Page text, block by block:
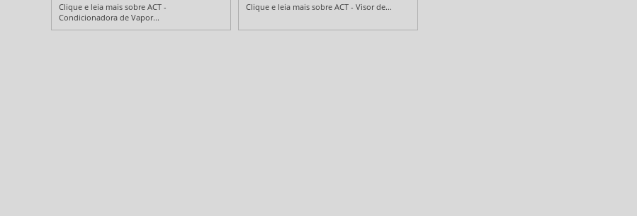
Clique e leia mais sobre ACT -
Condicionadora de Vapor...
Clique e leia mais sobre ACT - Visor de...